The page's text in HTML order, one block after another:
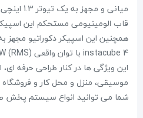
میانی و مجهز به یک تیوتر 1.3 اینچی برای پخش واضح فرکانس های بالاست.
قاب الومینیومی مستحکم این
همچنین این اسپیکر دکوراتیو مجهز
instacube 4 با توان واقعی 100W (RMS) و 400W (PEAK) قادر به ارائه صدایی قدرتمند، تمیز و واقعی به مخاطبان شماست.
این ویژگی ها در کنار طراحی حرفه
موسیقی، منزل و محل کار و
شما می توانید انواع سیستم پخش
پاور میکسر صندوقی برین BR4200
28,800,000 تومان
28,224,000 تومان
علاقه مندی